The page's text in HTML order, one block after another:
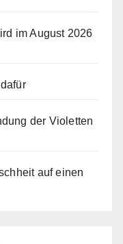
im August 2026
der Violetten
auf einen